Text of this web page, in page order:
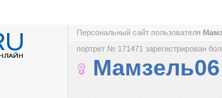
Персональный сайт пользователя
портрет № 171471 зарегистрирован
Мамзель06